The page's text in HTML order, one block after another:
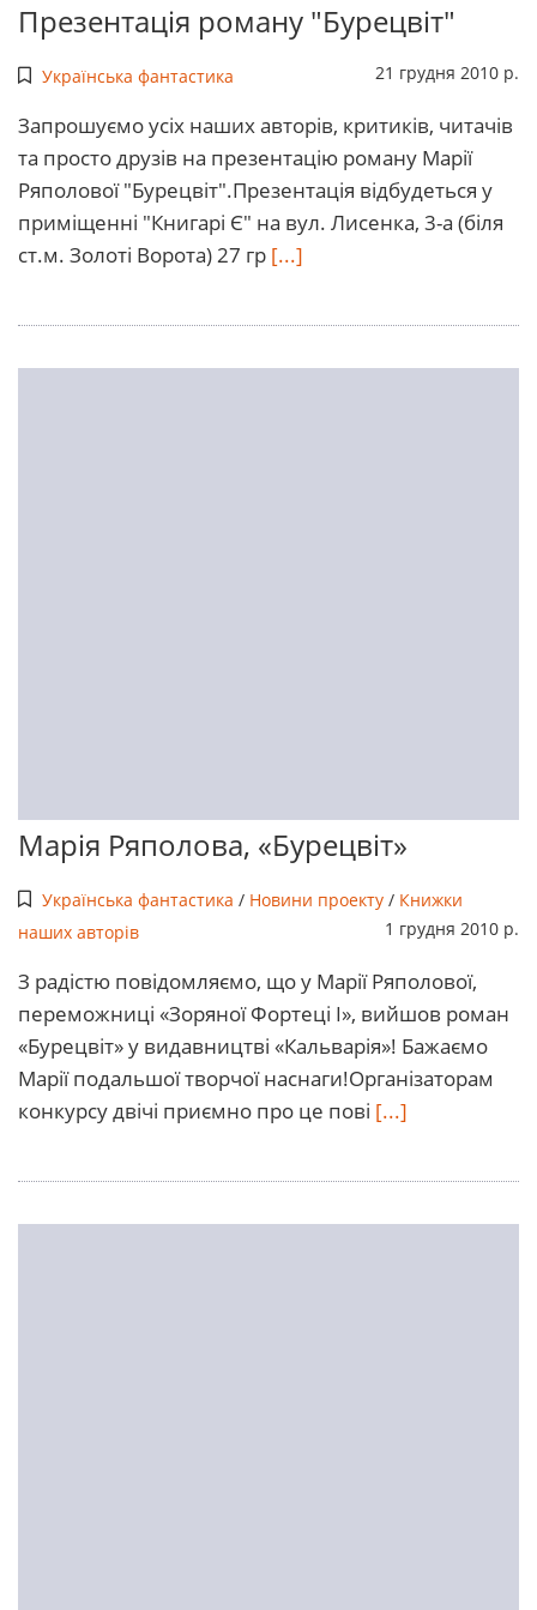
Презентація роману "Бурецвіт"
Українська фантастика 21 грудня 2010 р.
Запрошуємо усіх наших авторів, критиків, читачів
та просто друзів на презентацію роману Марії
Ряполової "Бурецвіт".Презентація відбудеться у
приміщенні "Книгарі Є" на вул. Лисенка, 3-а (біля
ст.м. Золоті Ворота) 27 гр [...]
Марія Ряполова, «Бурецвіт»
Українська фантастика / Новини проекту/ Книжки
наших авторів
1 грудня 2010 р.
З радістю повідомляємо, що у Марії Ряполової,
переможниці «Зоряної Фортеці І», вийшов роман
«Бурецвіт» у видавництві «Кальварія»! Бажаємо
Марії подальшої творчої наснаги!Організаторам
конкурсу двічі приємно про це пові [...]